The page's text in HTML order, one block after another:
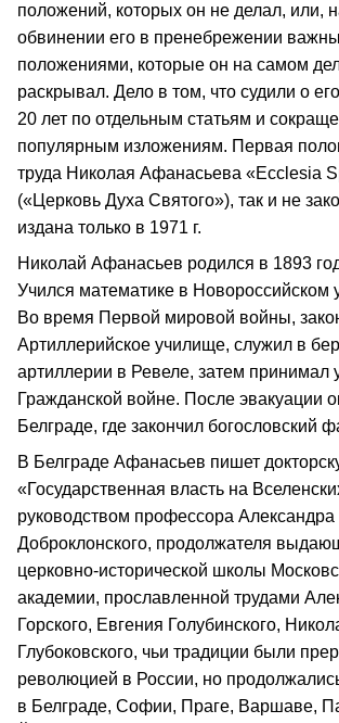
положений, которых он не делал, или,
обвинении его в пренебрежении
положениями, которые он на самом
раскрывал. Дело в том, что судили о
20 лет по отдельным статьям и
популярным изложениям. Первая
труда Николая Афанасьева «Ecclesia
(«Церковь Духа Святого»), так и не
издана только в 1971 г.
Николай Афанасьев родился в 1893
Учился математике в Новороссийском
Во время Первой мировой войны,
Артиллерийское училище, служил в
артиллерии в Ревеле, затем принимал
Гражданской войне. После эвакуации
Белграде, где закончил богословский
В Белграде Афанасьев пишет
«Государственная власть на
руководством профессора Александра
Доброклонского, продолжателя
церковно-исторической школы
академии, прославленной трудами
Горского, Евгения Голубинского,
Глубоковского, чьи традиции были
революцией в России, но
в Белграде, Софии, Праге, Варшаве,